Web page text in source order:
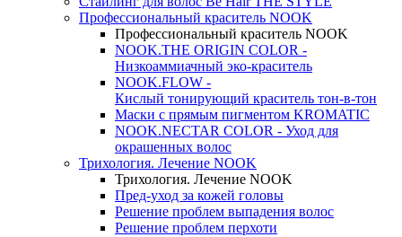
Профессиональный краситель NOOK
Профессиональный краситель NOOK
NOOK.THE ORIGIN COLOR -
Низкоаммиачный эко-краситель
NOOK.FLOW -
Кислый тонирующий краситель тон-в-тон
Маски с прямым пигментом KROMATIC
NOOK.NECTAR COLOR - Уход для
окрашенных волос
Трихология. Лечение NOOK
Трихология. Лечение NOOK
Пред-уход за кожей головы
Решение проблем выпадения волос
Решение проблем перхоти